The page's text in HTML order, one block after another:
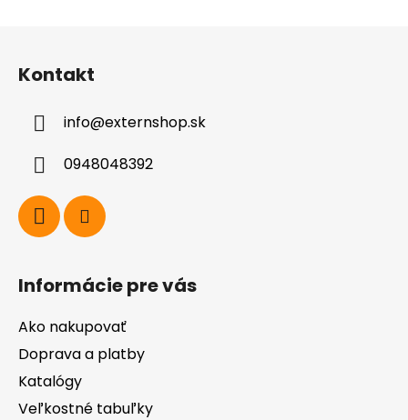
Kontakt
info@externshop.sk
0948048392
Informácie pre vás
Ako nakupovať
Doprava a platby
Katalógy
Veľkostné tabuľky